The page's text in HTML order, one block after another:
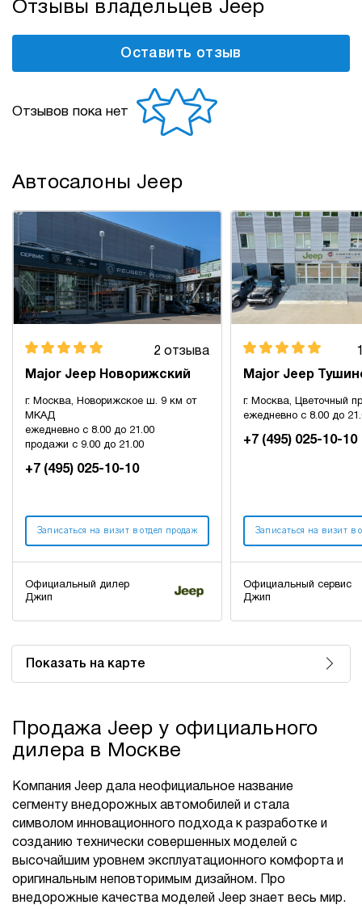
Отзывы владельцев Jeep
Оставить отзыв
Отзывов пока нет
Показать на карте
Автосалоны Jeep
2 отзыва
Major Jeep Новорижский
г. Москва, Новорижское ш. 9 км от
МКАД
ежедневно с 8.00 до 21.00
продажи с 9.00 до 21.00
+7 (495) 025-10-10
Записаться на визит в отдел продаж
Официальный дилер
Джип
Major Jeep
г. Москва, Цветочный
ежедневно с 8.00 до
+7 (495) 025-10-10
Записаться на визит в
Официальный сервис
Джип
Продажа Jeep у официального
дилера в Москве
Компания Jeep дала неофициальное название
сегменту внедорожных автомобилей и стала
символом инновационного подхода к разработке и
созданию технически совершенных моделей с
высочайшим уровнем эксплуатационного комфорта и
оригинальным неповторимым дизайном. Про
внедорожные качества моделей Jeep знает весь мир.